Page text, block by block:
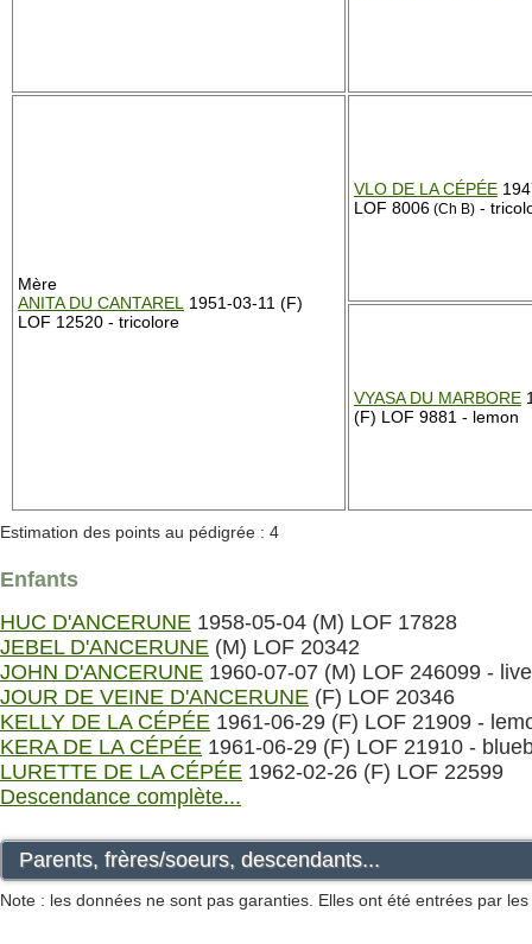
Mère
ANITA DU CANTAREL
1951-03-11 (F)
LOF 12520 - tricolore
VLO DE LA CÉPÉE
LOF 8006 (Ch B) -
VYASA DU MARBORE
(F) LOF 9881 - lemon
Estimation des points au pédigrée : 4
Enfants
HUC D'ANCERUNE 1958-05-04 (M) LOF 17828
JEBEL D'ANCERUNE (M) LOF 20342
JOHN D'ANCERUNE 1960-07-07 (M) LOF 246099 -
JOUR DE VEINE D'ANCERUNE (F) LOF 20346
KELLY DE LA CÉPÉE 1961-06-29 (F) LOF 21909 -
KERA DE LA CÉPÉE 1961-06-29 (F) LOF 21910 -
LURETTE DE LA CÉPÉE 1962-02-26 (F) LOF 22599
Descendance complète...
Parents, frères/soeurs, descendants...
Note : les données ne sont pas garanties. Elles ont été entrées par